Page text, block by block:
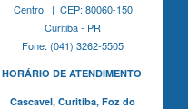
Centro | CEP: 80060-150
Curitiba - PR
Fone: (041) 3262-5505
HORÁRIO DE ATENDIMENTO
Cascavel, Curitiba, Foz do